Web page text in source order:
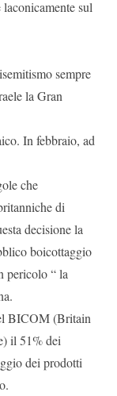
sul
sempre
la Gran
In febbraio, ad
che
di
decisione la
boicottaggio
pericolo “ la
BICOM (Britain
il 51% dei
dei prodotti